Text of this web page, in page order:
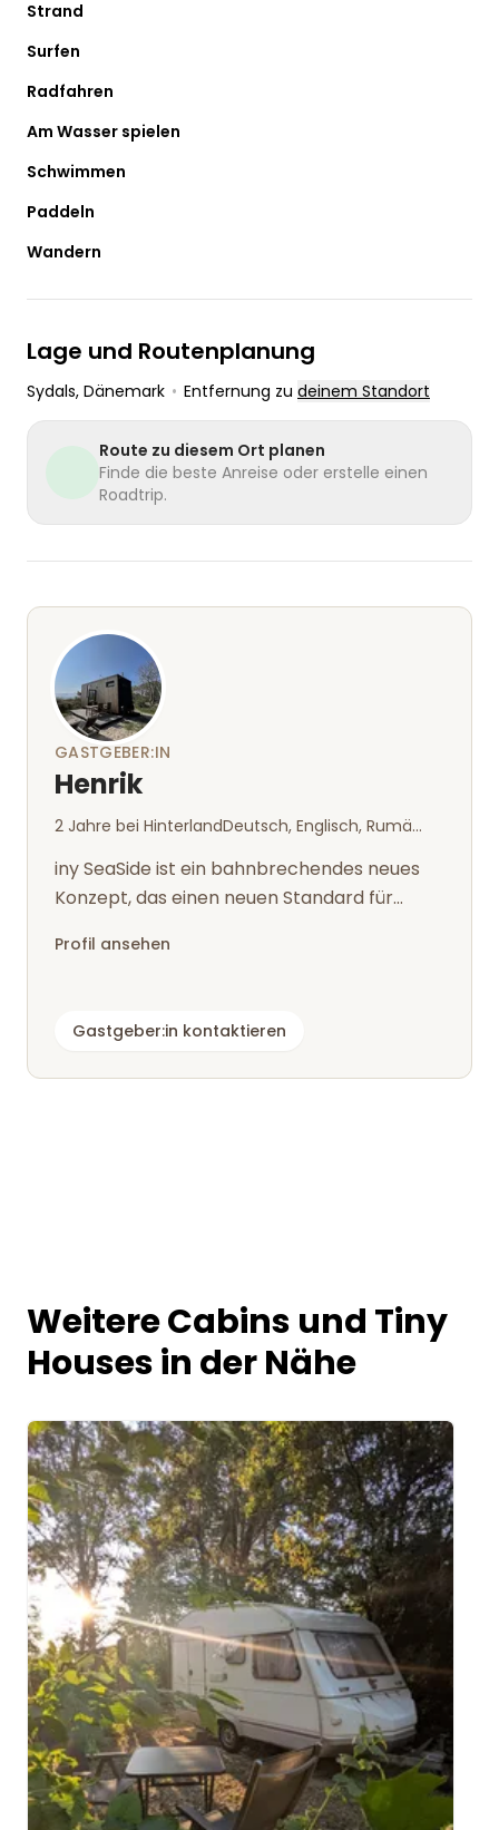
Strand
Surfen
Radfahren
Am Wasser spielen
Schwimmen
Paddeln
Wandern
Lage und Routenplanung
Sydals, Dänemark • Entfernung zu deinem Standort
Route zu diesem Ort planen
Finde die beste Anreise oder erstelle einen
Roadtrip.
GASTGEBER:IN
Henrik
2 Jahre bei Hinterland Deutsch, Englisch, Rumänisch, Schwedisch, Dänisch
iny SeaSide ist ein bahnbrechendes neues
Konzept, das einen neuen Standard für
Profil ansehen
Gastgeber:in kontaktieren
Weitere Cabins und Tiny
Houses in der Nähe
Image 1 of 5